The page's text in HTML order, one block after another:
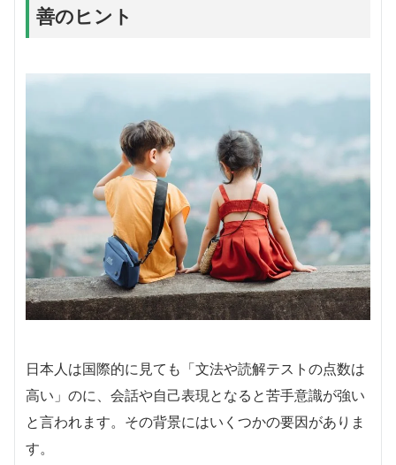
善のヒント
日本人は国際的に見ても「文法や読解テストの点数は
高い」のに、会話や自己表現となると苦手意識が強い
と言われます。その背景にはいくつかの要因がありま
す。